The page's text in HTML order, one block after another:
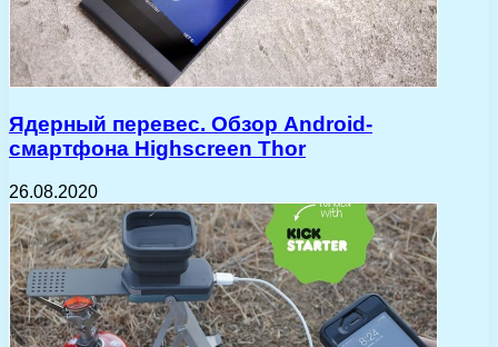
Ядерный перевес. Обзор Android-
смартфона Highscreen Thor
26.08.2020